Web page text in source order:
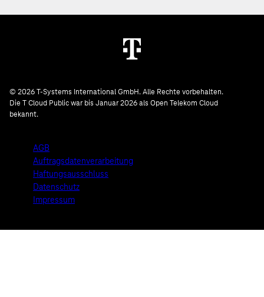
© 2026 T-Systems International GmbH. Alle Rechte vorbehalten.
Die T Cloud Public war bis Januar 2026 als Open Telekom Cloud
bekannt.
AGB
Auftragsdatenverarbeitung
Haftungsausschluss
Datenschutz
Impressum